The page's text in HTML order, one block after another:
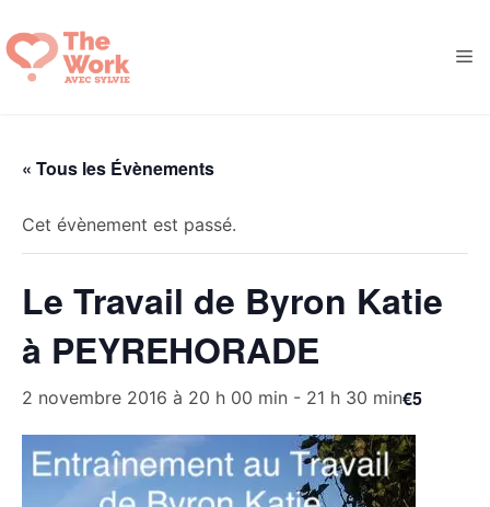
au
contenu
« Tous les Évènements
Cet évènement est passé.
Le Travail de Byron Katie
à PEYREHORADE
2 novembre 2016 à 20 h 00 min - 21 h 30 min€5